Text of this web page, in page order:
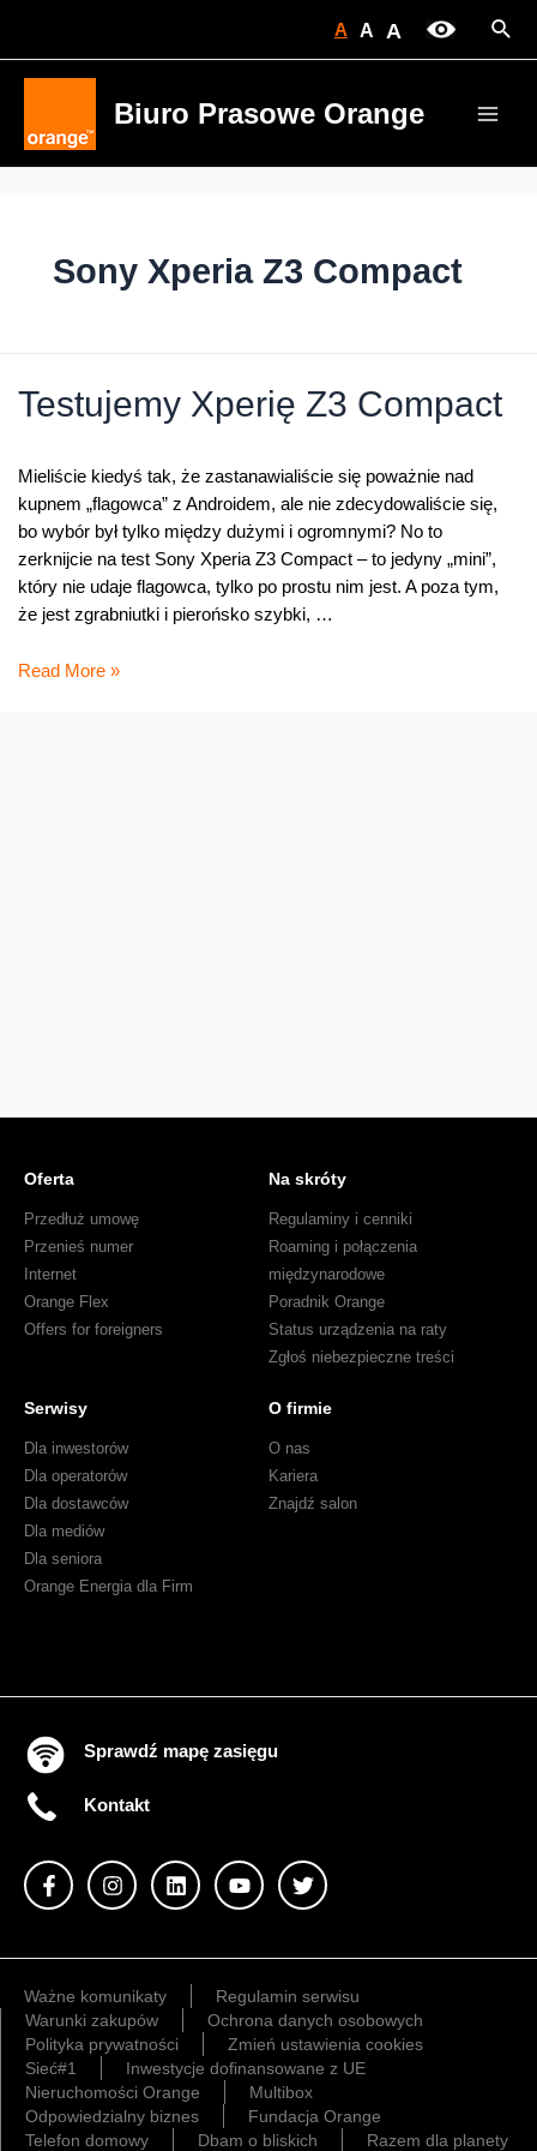
A A A
Biuro Prasowe Orange
Sony Xperia Z3 Compact
Testujemy Xperię Z3 Compact
Mieliście kiedyś tak, że zastanawialiście się poważnie nad
kupnem „flagowca” z Androidem, ale nie zdecydowaliście się,
bo wybór był tylko między dużymi i ogromnymi? No to
zerknijcie na test Sony Xperia Z3 Compact – to jedyny „mini”,
który nie udaje flagowca, tylko po prostu nim jest. A poza tym,
że jest zgrabniutki i pierońsko szybki, …
Testujemy
Read More »
Oferta
Przedłuż umowę
Przenieś numer
Internet
Orange Flex
Offers for foreigners
Na skróty
Regulaminy i cenniki
Roaming i połączenia
międzynarodowe
Poradnik Orange
Status urządzenia na raty
Zgłoś niebezpieczne treści
Serwisy
Dla inwestorów
Dla operatorów
Dla dostawców
Dla mediów
Dla seniora
Orange Energia dla Firm
O firmie
O nas
Kariera
Znajdź salon
Sprawdź mapę zasięgu
Kontakt
Ważne komunikaty
Regulamin serwisu
Warunki zakupów
Ochrona danych osobowych
Polityka prywatności
Zmień ustawienia cookies
Sieć#1
Inwestycje dofinansowane z UE
Nieruchomości Orange
Multibox
Odpowiedzialny biznes
Fundacja Orange
Telefon domowy
Dbam o bliskich Razem dla planety